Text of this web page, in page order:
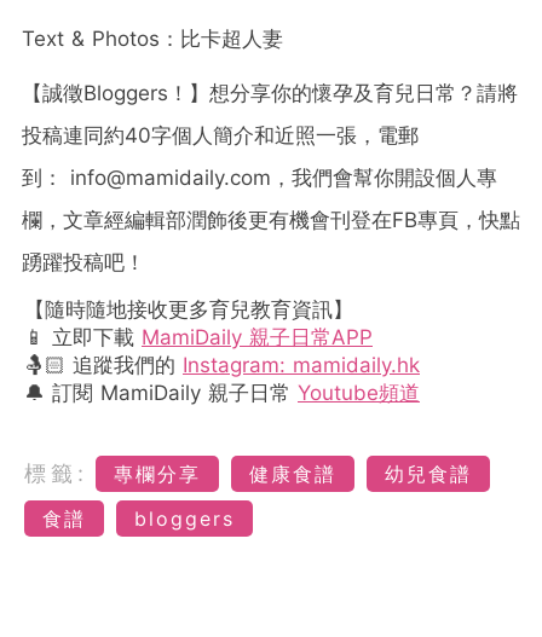
Text & Photos：比卡超人妻
【誠徵Bloggers！】想分享你的懷孕及育兒日常？請將
投稿連同約40字個人簡介和近照一張，電郵
到： info@mamidaily.com ，我們會幫你開設個人專
欄，文章經編輯部潤飾後更有機會刊登在FB專頁，快點
踴躍投稿吧！
【隨時隨地接收更多育兒教育資訊】
📱 立即下載 MamiDaily 親子日常APP
🤱🏻 追蹤我們的 Instagram: mamidaily.hk
🔔 訂閱 MamiDaily 親子日常 Youtube頻道
標籤: 專欄分享 健康食譜
幼兒食譜
食譜
bloggers